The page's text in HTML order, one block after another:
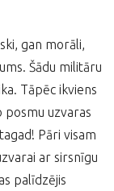
gan morāli,
Šādu militāru
Tāpēc ikviens
posmu uzvaras
Pāri visam
ar sirsnīgu
palīdzējis